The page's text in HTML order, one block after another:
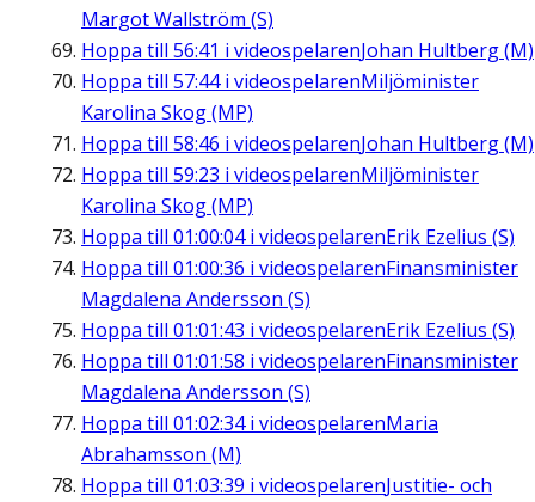
Margot Wallström (S)
Hoppa till 56:41 i videospelarenJohan Hultberg (M)
Hoppa till 57:44i videospelarenMiljöminister
Karolina Skog (MP)
Hoppa till 58:46 i videospelarenJohan Hultberg (M)
Hoppa till 59:23 i videospelarenMiljöminister
Karolina Skog (MP)
Hoppa till 01:00:04i videospelarenErik Ezelius (S)
Hoppa till 01:00:36 i videospelarenFinansminister
Magdalena Andersson (S)
Hoppa till 01:01:43 i videospelarenErik Ezelius (S)
Hoppa till 01:01:58 i videospelarenFinansminister
Magdalena Andersson (S)
Hoppa till 01:02:34i videospelarenMaria
Abrahamsson (M)
Hoppa till 01:03:39 i videospelarenJustitie- och